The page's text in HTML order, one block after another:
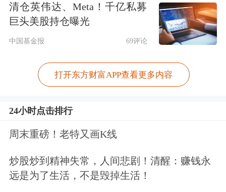
段实施适度宽松的货币政策，将综合运
用多种货币政策工具，保持流动性充
同经济增长、价格总水平预期目标相匹
政策的重要考量，推动物价保持在合理
水平。畅通货币政策传导机制，更好把
握存量与增量的关系，注重盘活存量金
融资源，提高资金使用效率。
清仓英伟达、Meta！千亿私募
巨头美股持仓曝光
中国基金报 69评论
打开东方财富APP查看更多内容
24小时点击排行
周末重磅！老特又画K线
炒股炒到精神失常，人间悲剧！清醒：赚钱永
远是为了生活，不是毁掉生活！